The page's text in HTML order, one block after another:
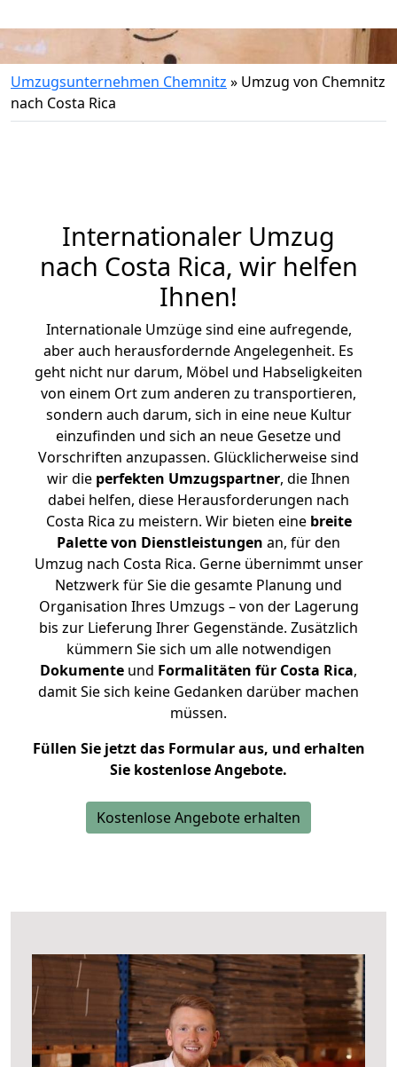
Umzugsunternehmen Chemnitz » Umzug von Chemnitz
nach Costa Rica
Internationaler Umzug
nach Costa Rica, wir helfen
Ihnen!
Internationale Umzüge sind eine aufregende,
aber auch herausfordernde Angelegenheit. Es
geht nicht nur darum, Möbel und Habseligkeiten
von einem Ort zum anderen zu transportieren,
sondern auch darum, sich in eine neue Kultur
einzufinden und sich an neue Gesetze und
Vorschriften anzupassen. Glücklicherweise sind
wir die perfekten Umzugspartner, die Ihnen
dabei helfen, diese Herausforderungen nach
Costa Rica zu meistern. Wir bieten eine breite
Palette von Dienstleistungen an, für den
Umzug nach Costa Rica. Gerne übernimmt unser
Netzwerk für Sie die gesamte Planung und
Organisation Ihres Umzugs – von der Lagerung
bis zur Lieferung Ihrer Gegenstände. Zusätzlich
kümmern Sie sich um alle notwendigen
Dokumente und Formalitäten für Costa Rica,
damit Sie sich keine Gedanken darüber machen
müssen.
Füllen Sie jetzt das Formular aus, und erhalten
Sie kostenlose Angebote.
Kostenlose Angebote erhalten